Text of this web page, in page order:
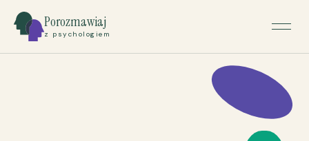
Porozmawiaj
z psychologiem